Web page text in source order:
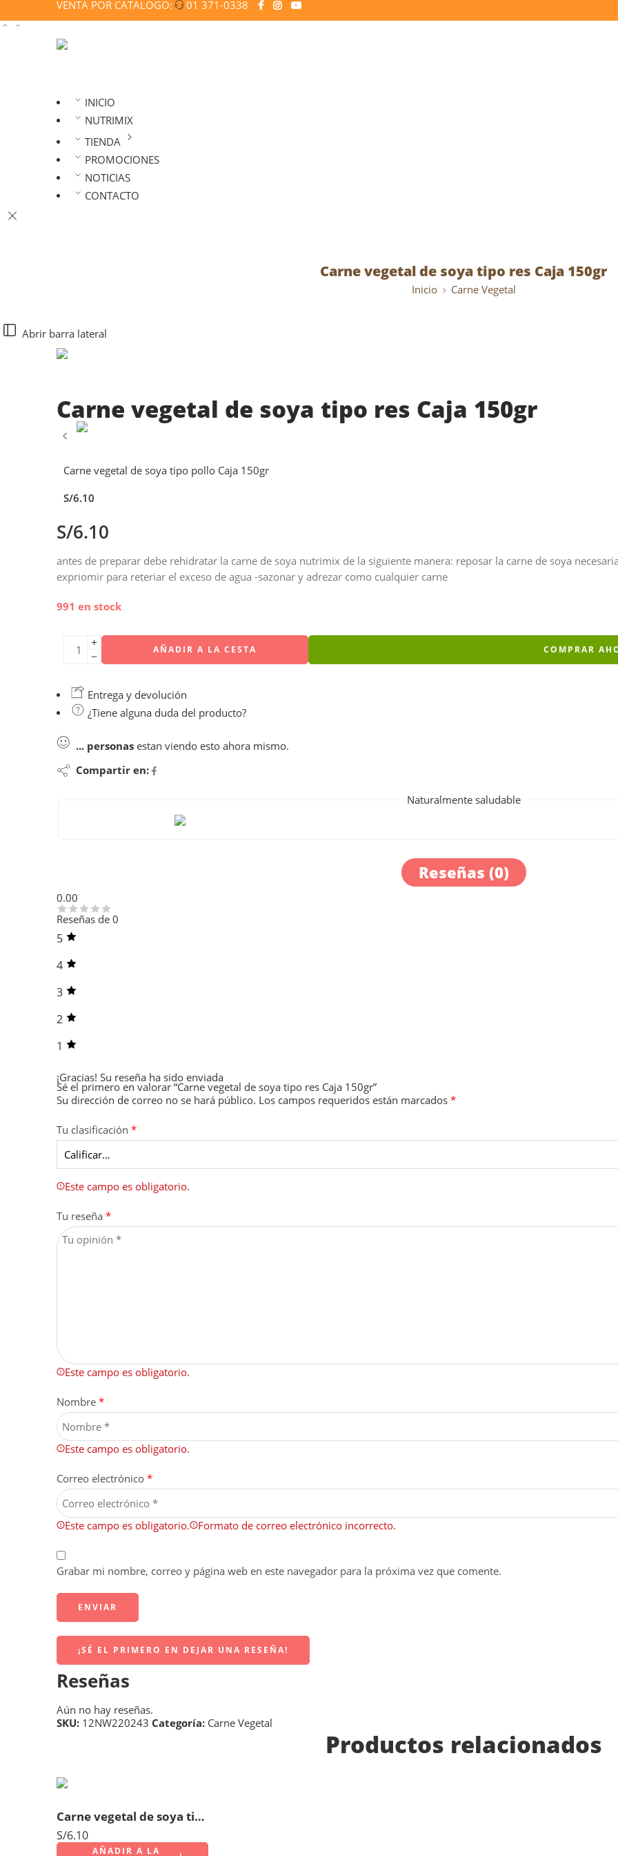
VENTA POR CATALOGO: 01 371-0338
INICIO
NUTRIMIX
TIENDA
PROMOCIONES
NOTICIAS
CONTACTO
Carne vegetal de soya tipo res Caja 150gr
Inicio Carne Vegetal
Abrir barra lateral
Carne vegetal de soya tipo res Caja 150gr
Carne vegetal de soya tipo pollo Caja 150gr
S/6.10
S/6.10
antes de preparar debe rehidratar la carne de soya nutrimix de la siguiente manera: reposar la carne de soya
expriomir para reteriar el exceso de agua -sazonar y adrezar como cualquier carne
991 en stock
AÑADIR A LA CESTA COMPRAR
Entrega y devolución
¿Tiene alguna duda del producto?
... personas estan viendo esto ahora mismo.
Compartir en:
Naturalmente saludable
Reseñas (0)
0.00
Reseñas de 0
5
4
3
2
1
¡Gracias! Su reseña ha sido enviada
Sé el primero en valorar “Carne vegetal de soya tipo res Caja 150gr”
Su dirección de correo no se hará público. Los campos requeridos están marcados *
Tu clasificación *
Este campo es obligatorio.
Tu reseña *
Este campo es obligatorio.
Nombre *
Este campo es obligatorio.
Correo electrónico *
Este campo es obligatorio. Formato de correo electrónico incorrecto.
Grabar mi nombre, correo y página web en este navegador para la próxima vez que comente.
¡SÉ EL PRIMERO EN DEJAR UNA RESEÑA!
Reseñas
Aún no hay reseñas.
SKU: 12NW220243 Categoría: Carne Vegetal
Productos relacionados
Carne vegetal de soya tipo pollo Caja 150gr
S/6.10
AÑADIR A LA